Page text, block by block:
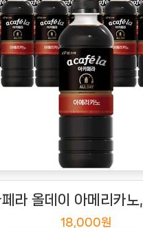
라 올데이 아메리카노,
18,000원